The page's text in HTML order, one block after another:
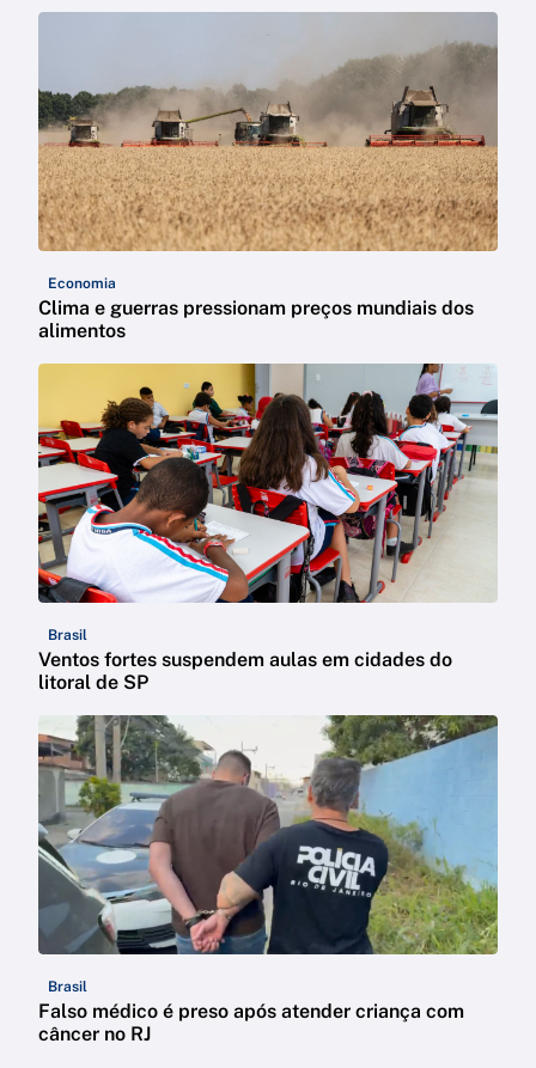
Economia
Clima e guerras pressionam preços mundiais dos
alimentos
Brasil
Ventos fortes suspendem aulas em cidades do
litoral de SP
Brasil
Falso médico é preso após atender criança com
câncer no RJ